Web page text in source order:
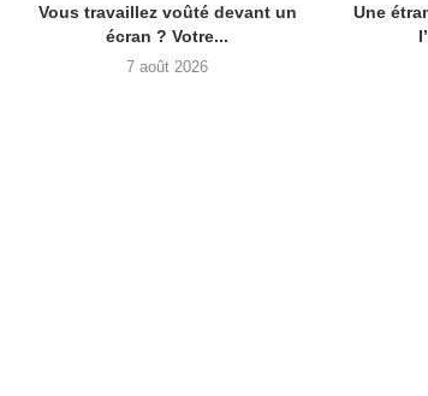
Vous travaillez voûté devant un
écran ? Votre...
7 août 2026
Une